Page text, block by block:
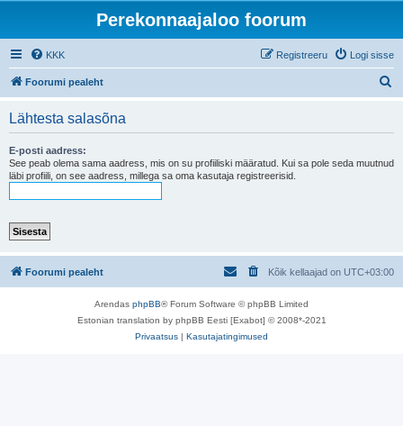
Perekonnaajaloo foorum
KKK Logi sisse
Registreeru
Foorumi pealeht
Lähtesta salasõna
E-posti aadress:
See peab olema sama aadress, mis on su profiiliski määratud. Kui sa pole seda muutnud
läbi profiili, on see aadress, millega sa oma kasutaja registreerisid.
Foorumi pealeht Kõik kellaajad on UTC+03:00
Arendas phpBB® Forum Software © phpBB Limited
Estonian translation by phpBB Eesti [Exabot] © 2008*-2021
Privaatsus | Kasutajatingimused